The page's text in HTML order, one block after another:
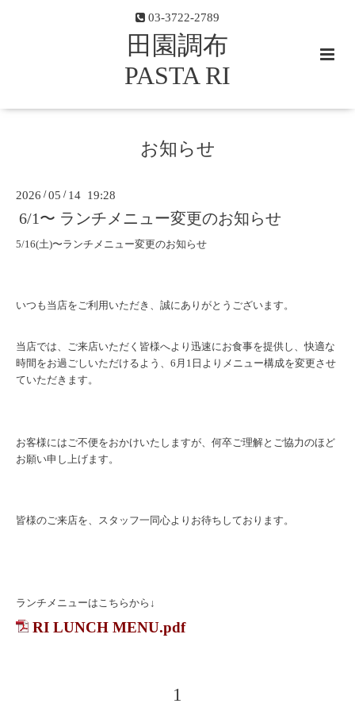
03-3722-2789
田園調布
PASTA RI
お知らせ
2026 /05 / 14 19:28
6/1〜 ランチメニュー変更のお知らせ
5/16(土)〜ランチメニュー変更のお知らせ
いつも当店をご利用いただき、誠にありがとうございます。
当店では、ご来店いただく皆様へより迅速にお食事を提供し、快適な
時間をお過ごしいただけるよう、6月1日よりメニュー構成を変更させ
ていただきます。
お客様にはご不便をおかけいたしますが、何卒ご理解とご協力のほど
お願い申し上げます。
皆様のご来店を、スタッフ一同心よりお待ちしております。
ランチメニューはこちらから↓
RI LUNCH MENU.pdf
1